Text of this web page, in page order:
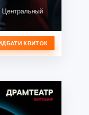
Центральный
КВИТОК